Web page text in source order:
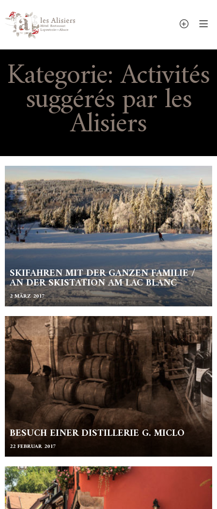
Kategorie:Activités
suggérés par les
Alisiers
SKIFAHREN MIT DER GANZEN FAMILIE /
AN DER SKISTATION AM LAC BLANC
2 MÄRZ 2017
BESUCH EINER DISTILLERIE G. MICLO
22 FEBRUAR 2017